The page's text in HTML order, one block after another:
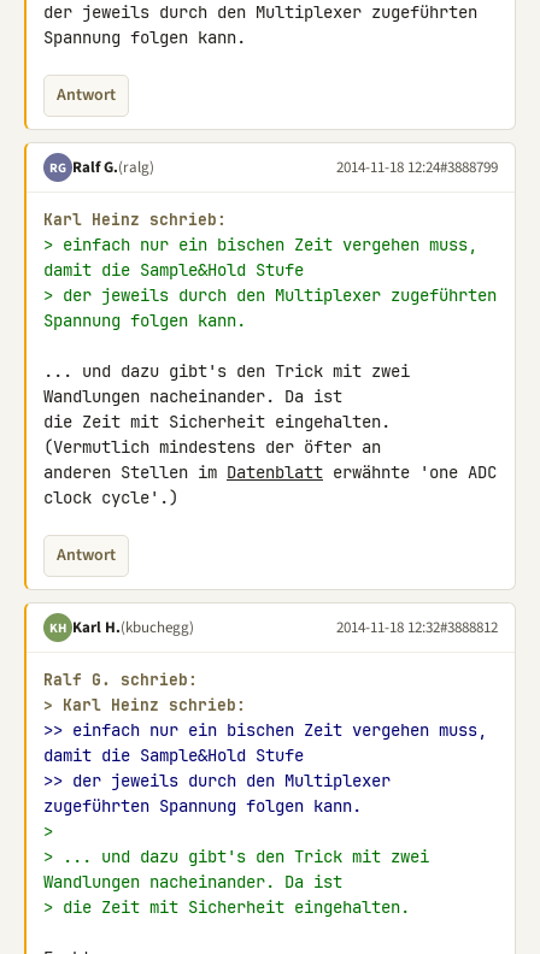
der jeweils durch den Multiplexer zugeführten
Spannung folgen kann.
Antwort
RG Ralf G.(ralg) 2014-11-18 12:24#3888799
Karl Heinz schrieb:
> einfach nur ein bischen Zeit vergehen muss,
damit die Sample&Hold Stufe
> der jeweils durch den Multiplexer zugeführten
Spannung folgen kann.
... und dazu gibt's den Trick mit zwei
Wandlungen nacheinander. Da ist
die Zeit mit Sicherheit eingehalten.
(Vermutlich mindestens der öfter an
anderen Stellen im Datenblatt erwähnte 'one ADC
clock cycle'.)
Antwort
KH Karl H.(kbuchegg) 2014-11-18 12:32#3888812
Ralf G. schrieb:
> Karl Heinz schrieb:
>> einfach nur ein bischen Zeit vergehen muss,
damit die Sample&Hold Stufe
>> der jeweils durch den Multiplexer
zugeführten Spannung folgen kann.
>
> ... und dazu gibt's den Trick mit zwei
Wandlungen nacheinander. Da ist
> die Zeit mit Sicherheit eingehalten.